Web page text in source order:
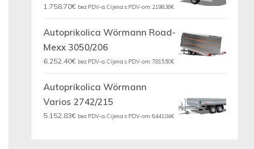
1.758,70€ bez PDV-a. Cijena s PDV-om: 2.198,38€
Autoprikolica Wörmann Road-
Mexx 3050/206
6.252,40€ bez PDV-a. Cijena s PDV-om:7.815,50€
Autoprikolica Wörmann
Varios 2742/215
5.152,83€ bez PDV-a. Cijena s PDV-om:6.441,04€